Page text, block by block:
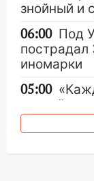
знойный и
06:00 Под
пострадал
иномарки
05:00
второй
быть